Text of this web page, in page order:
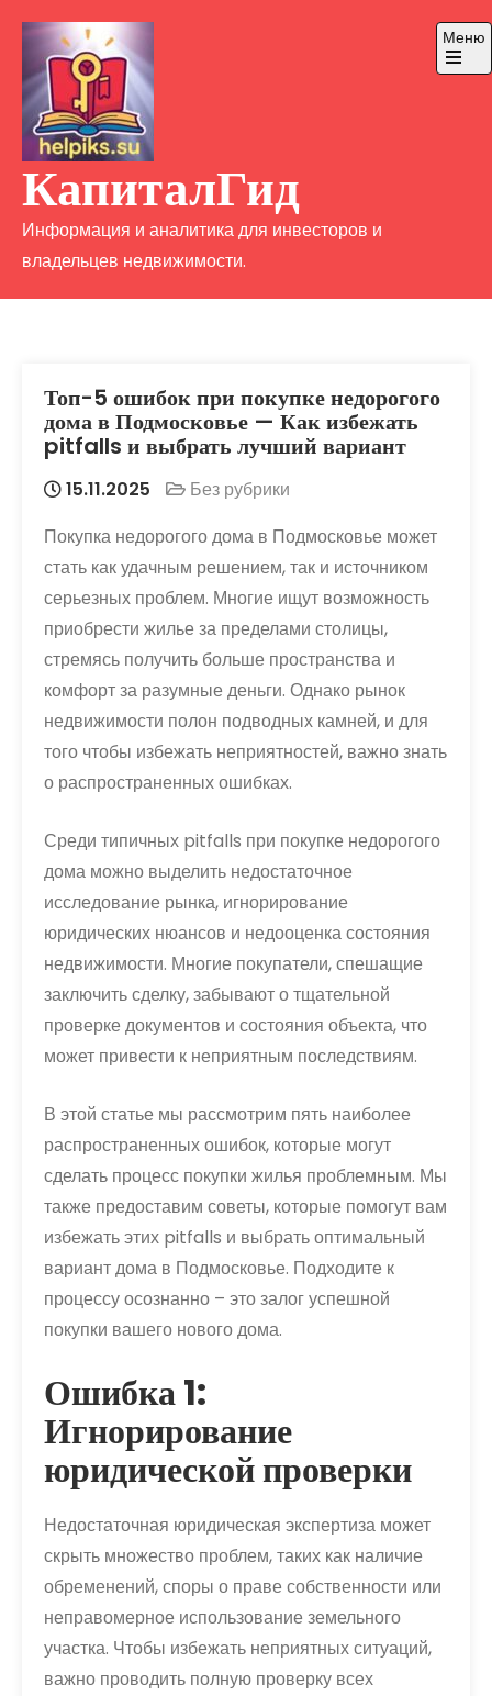
содержимому
КапиталГид
Информация и аналитика для инвесторов и
владельцев недвижимости.
Меню
Топ-5 ошибок при покупке недорогого
дома в Подмосковье — Как избежать
pitfalls и выбрать лучший вариант
15.11.2025
Без рубрики
Покупка недорогого дома в Подмосковье может
стать как удачным решением, так и источником
серьезных проблем. Многие ищут возможность
приобрести жилье за пределами столицы,
стремясь получить больше пространства и
комфорт за разумные деньги. Однако рынок
недвижимости полон подводных камней, и для
того чтобы избежать неприятностей, важно знать
о распространенных ошибках.
Среди типичных pitfalls при покупке недорогого
дома можно выделить недостаточное
исследование рынка, игнорирование
юридических нюансов и недооценка состояния
недвижимости. Многие покупатели, спешащие
заключить сделку, забывают о тщательной
проверке документов и состояния объекта, что
может привести к неприятным последствиям.
В этой статье мы рассмотрим пять наиболее
распространенных ошибок, которые могут
сделать процесс покупки жилья проблемным. Мы
также предоставим советы, которые помогут вам
избежать этих pitfalls и выбрать оптимальный
вариант дома в Подмосковье. Подходите к
процессу осознанно – это залог успешной
покупки вашего нового дома.
Ошибка 1:
Игнорирование
юридической проверки
Недостаточная юридическая экспертиза может
скрыть множество проблем, таких как наличие
обременений, споры о праве собственности или
неправомерное использование земельного
участка. Чтобы избежать неприятных ситуаций,
важно проводить полную проверку всех